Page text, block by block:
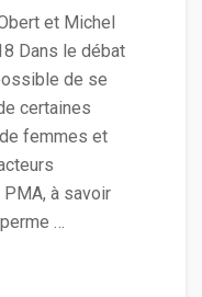
et Michel
Dans le débat
de se
certaines
femmes et
à savoir
…